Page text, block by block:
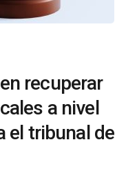
recuperar
a nivel
el tribunal de